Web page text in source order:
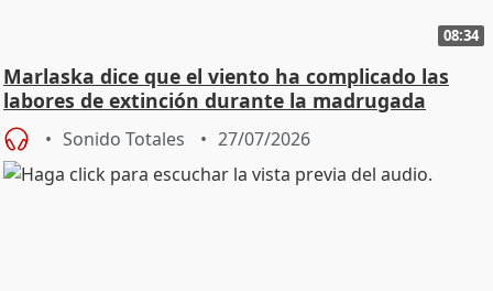
08:34
Marlaska dice que el viento ha complicado las
labores de extinción durante la madrugada
Sonido Totales 27/07/2026